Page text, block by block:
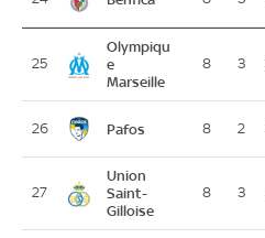
25
Olympiqu
e
Marseille
8 3
26 Pafos 8 2
27
Union
Saint-
Gilloise
8 3